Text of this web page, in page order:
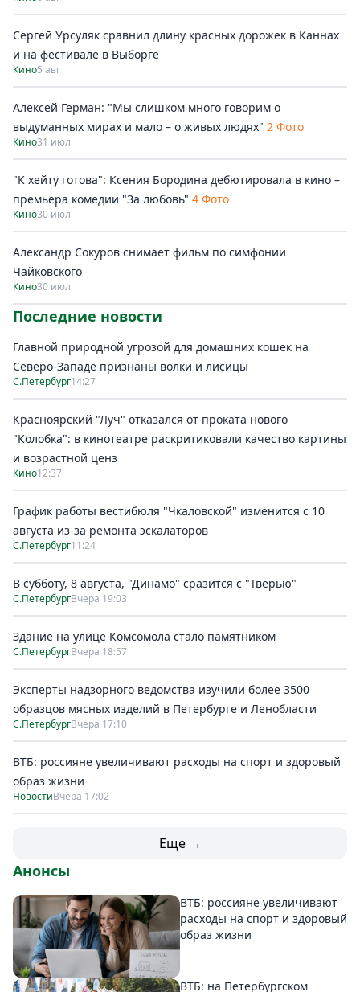
Сергей Урсуляк сравнил длину красных дорожек в Каннах
и на фестивале в Выборге
Кино5 авг
Алексей Герман: "Мы слишком много говорим о
выдуманных мирах и мало – о живых людях" 2 Фото
Кино31 июл
"К хейту готова": Ксения Бородина дебютировала в кино –
премьера комедии "За любовь" 4 Фото
Кино30 июл
Александр Сокуров снимает фильм по симфонии
Чайковского
Кино30 июл
Последние новости
Главной природной угрозой для домашних кошек на
Северо-Западе признаны волки и лисицы
С.Петербург14:27
Красноярский "Луч" отказался от проката нового
"Колобка": в кинотеатре раскритиковали качество картины
и возрастной ценз
Кино12:37
График работы вестибюля "Чкаловской" изменится с 10
августа из-за ремонта эскалаторов
С.Петербург11:24
В субботу, 8 августа, "Динамо" сразится с "Тверью"
С.ПетербургВчера 19:03
Здание на улице Комсомола стало памятником
С.ПетербургВчера 18:57
Эксперты надзорного ведомства изучили более 3500
образцов мясных изделий в Петербурге и Ленобласти
С.ПетербургВчера 17:10
ВТБ: россияне увеличивают расходы на спорт и здоровый
образ жизни
НовостиВчера 17:02
Еще →
Анонсы
ВТБ: россияне увеличивают
расходы на спорт и здоровый
образ жизни
ВТБ: на Петербургском